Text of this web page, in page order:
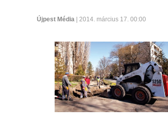
Újpest Média | 2014. március 17. 00:00